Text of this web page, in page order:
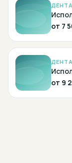
от 7
от 9